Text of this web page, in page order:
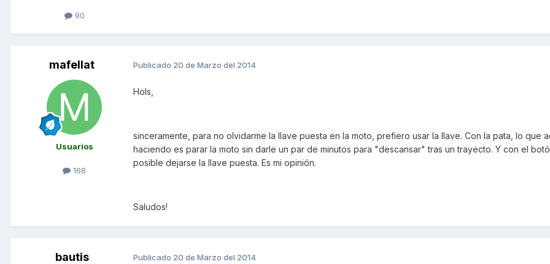
90
mafellat
Usuarios
168
Publicado 20 de Marzo del 2014
Hols,
sinceramente, para no olvidarme la llave puesta en la moto, prefiero usar la llave. Con la pata, lo que
haciendo es parar la moto sin darle un par de minutos para "descansar" tras un trayecto. Y con el
posible dejarse la llave puesta. Es mi opinión.
Saludos!
bautis Publicado 20 de Marzo del 2014